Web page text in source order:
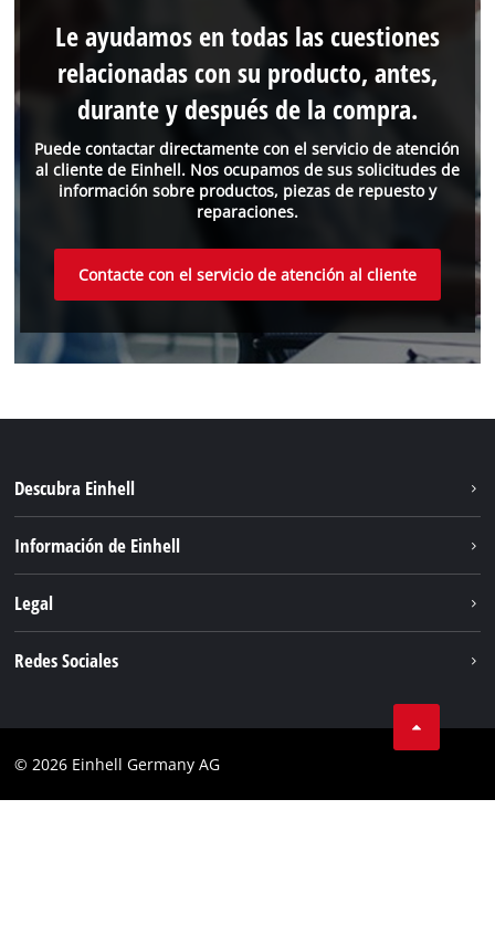
Puede contactar directamente con el servicio de atención
al cliente de Einhell. Nos ocupamos de sus solicitudes de
información sobre productos, piezas de repuesto y
reparaciones.
Le ayudamos en todas las cuestiones
relacionadas con su producto, antes,
durante y después de la compra.
Contacte con el servicio de atención al cliente
Descubra Einhell
Servicio
Información de Einhell
Legal
Redes Sociales
© 2026 Einhell Germany AG